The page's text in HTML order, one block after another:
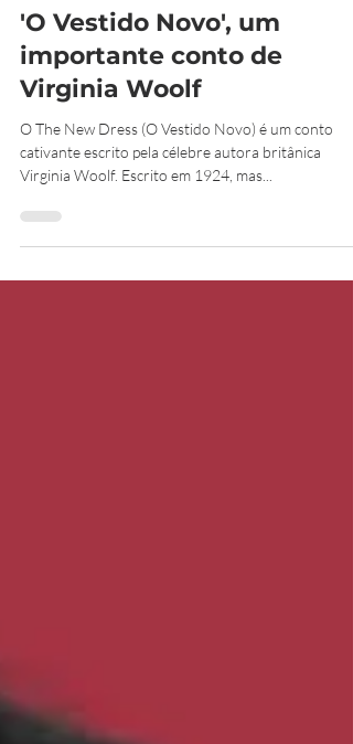
Jul 24, 2023
2 min read
'O Vestido Novo', um
importante conto de
Virginia Woolf
O The New Dress (O Vestido Novo) é um conto
Virginia Woolf. Escrito em 1924, mas...